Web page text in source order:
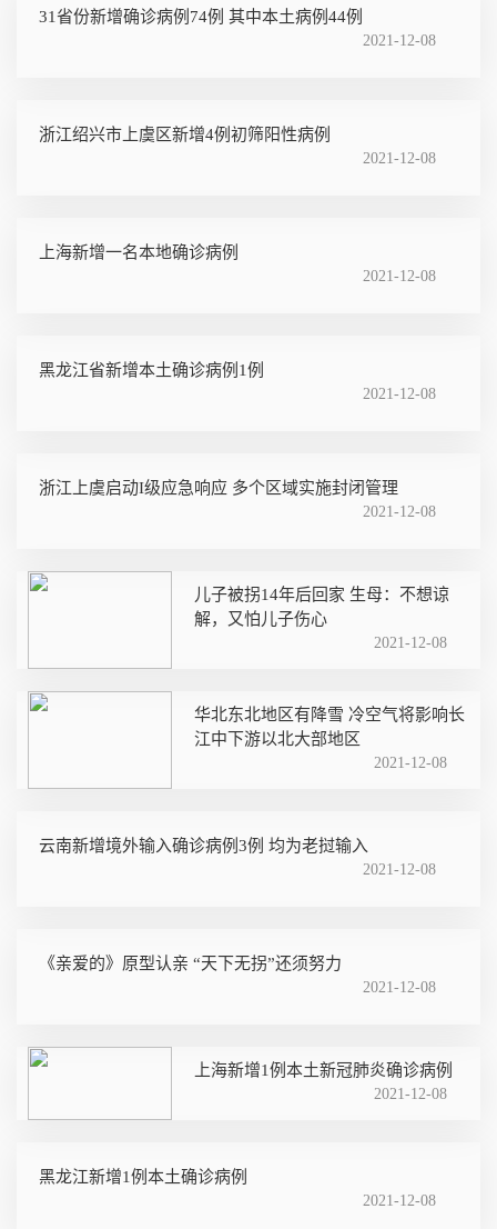
31省份新增确诊病例74例 其中本土病例44例
2021-12-08
浙江绍兴市上虞区新增4例初筛阳性病例
2021-12-08
上海新增一名本地确诊病例
2021-12-08
黑龙江省新增本土确诊病例1例
2021-12-08
浙江上虞启动I级应急响应 多个区域实施封闭管理
2021-12-08
儿子被拐14年后回家 生母：不想谅
解，又怕儿子伤心
2021-12-08
华北东北地区有降雪 冷空气将影响长
江中下游以北大部地区
2021-12-08
云南新增境外输入确诊病例3例 均为老挝输入
2021-12-08
《亲爱的》原型认亲 “天下无拐”还须努力
2021-12-08
上海新增1例本土新冠肺炎确诊病例
2021-12-08
黑龙江新增1例本土确诊病例
2021-12-08